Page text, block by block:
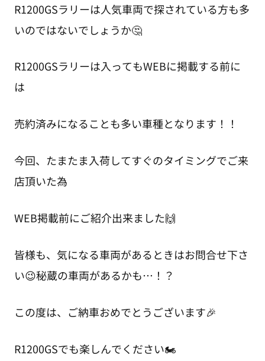
R1200GSラリーは人気車両で探されている方も多
いのではないでしょうか🤔
R1200GSラリーは入ってもWEBに掲載する前に
は
売約済みになることも多い車種となります！！
今回、たまたま入荷してすぐのタイミングでご来
店頂いた為
WEB掲載前にご紹介出来ました🙌
皆様も、気になる車両があるときはお問合せ下さ
い😉秘蔵の車両があるかも…！？
この度は、ご納車おめでとうございます🎉
R1200GSでも楽しんでください🏍